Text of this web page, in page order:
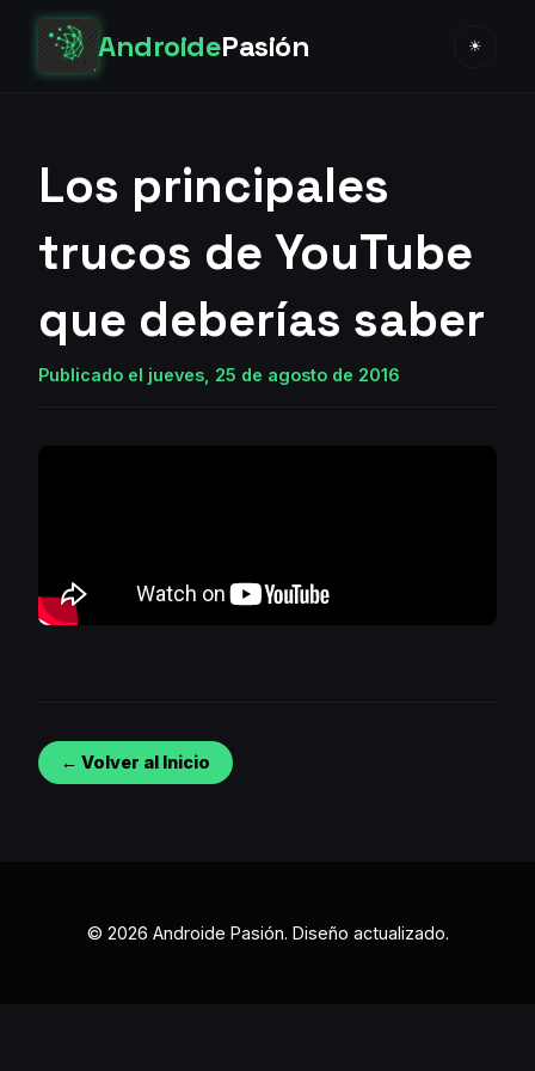
AndroidePasión ☀
Los principales
trucos de YouTube
que deberías saber
Publicado el jueves, 25 de agosto de 2016
← Volver al Inicio
© 2026 Androide Pasión. Diseño actualizado.